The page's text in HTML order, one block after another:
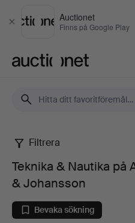
Stäng
Auctionet
Finns på Google Play
Teknika
&
Nautika
Filtrera
Teknika & Nautika på
& Johansson
Bevaka sökning